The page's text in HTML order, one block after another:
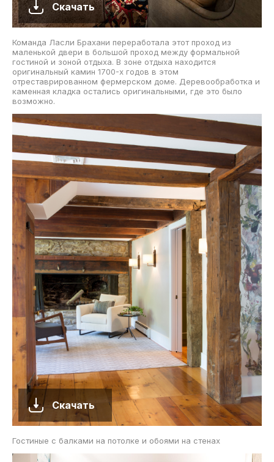
Скачать
Команда Ласли Брахани переработала этот проход из
маленькой двери в большой проход между формальной
гостиной и зоной отдыха. В зоне отдыха находится
оригинальный камин 1700-х годов в этом
отреставрированном фермерском доме. Деревообработка и
каменная кладка остались оригинальными, где это было
возможно.
Скачать
Гостиные с балками на потолке и обоями на стенах